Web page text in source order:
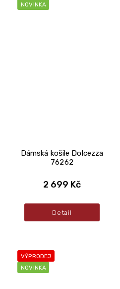
NOVINKA
Dámská košile Dolcezza
76262
2 699 Kč
Detail
VÝPRODEJ
NOVINKA